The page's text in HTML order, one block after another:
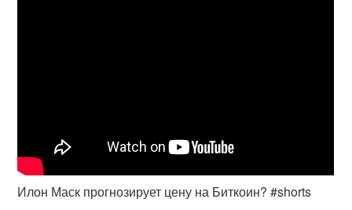
Илон Маск прогнозирует цену на Биткоин? #shorts